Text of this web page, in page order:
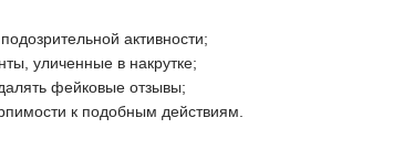
активности;
уличенные в накрутке;
фейковые отзывы;
к подобным действиям.